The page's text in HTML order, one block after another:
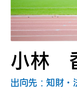
小林
出向先：知財・